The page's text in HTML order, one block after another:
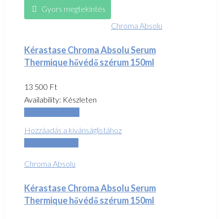
Gyors megtekintés
Chroma Absolu
Kérastase Chroma Absolu Serum
Thermique hővédő szérum 150ml
13 500 Ft
Availability: Készleten
Hozzáadás a kívánságlistához
Chroma Absolu
Kérastase Chroma Absolu Serum
Thermique hővédő szérum 150ml